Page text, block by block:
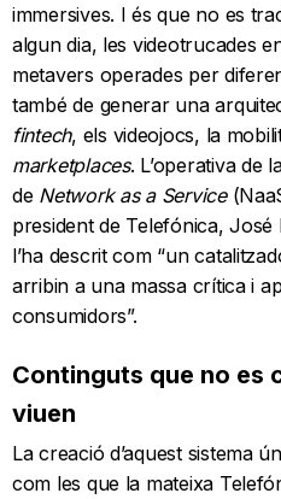
immersives. I és que no es
algun dia, les videotrucades
metavers operades per
també de generar una
fintech, els videojocs, la
marketplaces. L’operativa de
de Network as a Service
president de Telefónica,
l’ha descrit com “un
arribin a una massa crítica i
consumidors”.
Continguts que no es
viuen
La creació d’aquest sistema
com les que la mateixa